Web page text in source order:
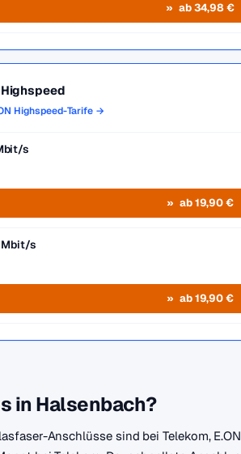
ab 34,98 €
Highspeed
Highspeed-Tarife →
s
ab 19,90 €
Mbit/s
ab 19,90 €
in Halsenbach?
Anschlüsse sind bei Telekom,